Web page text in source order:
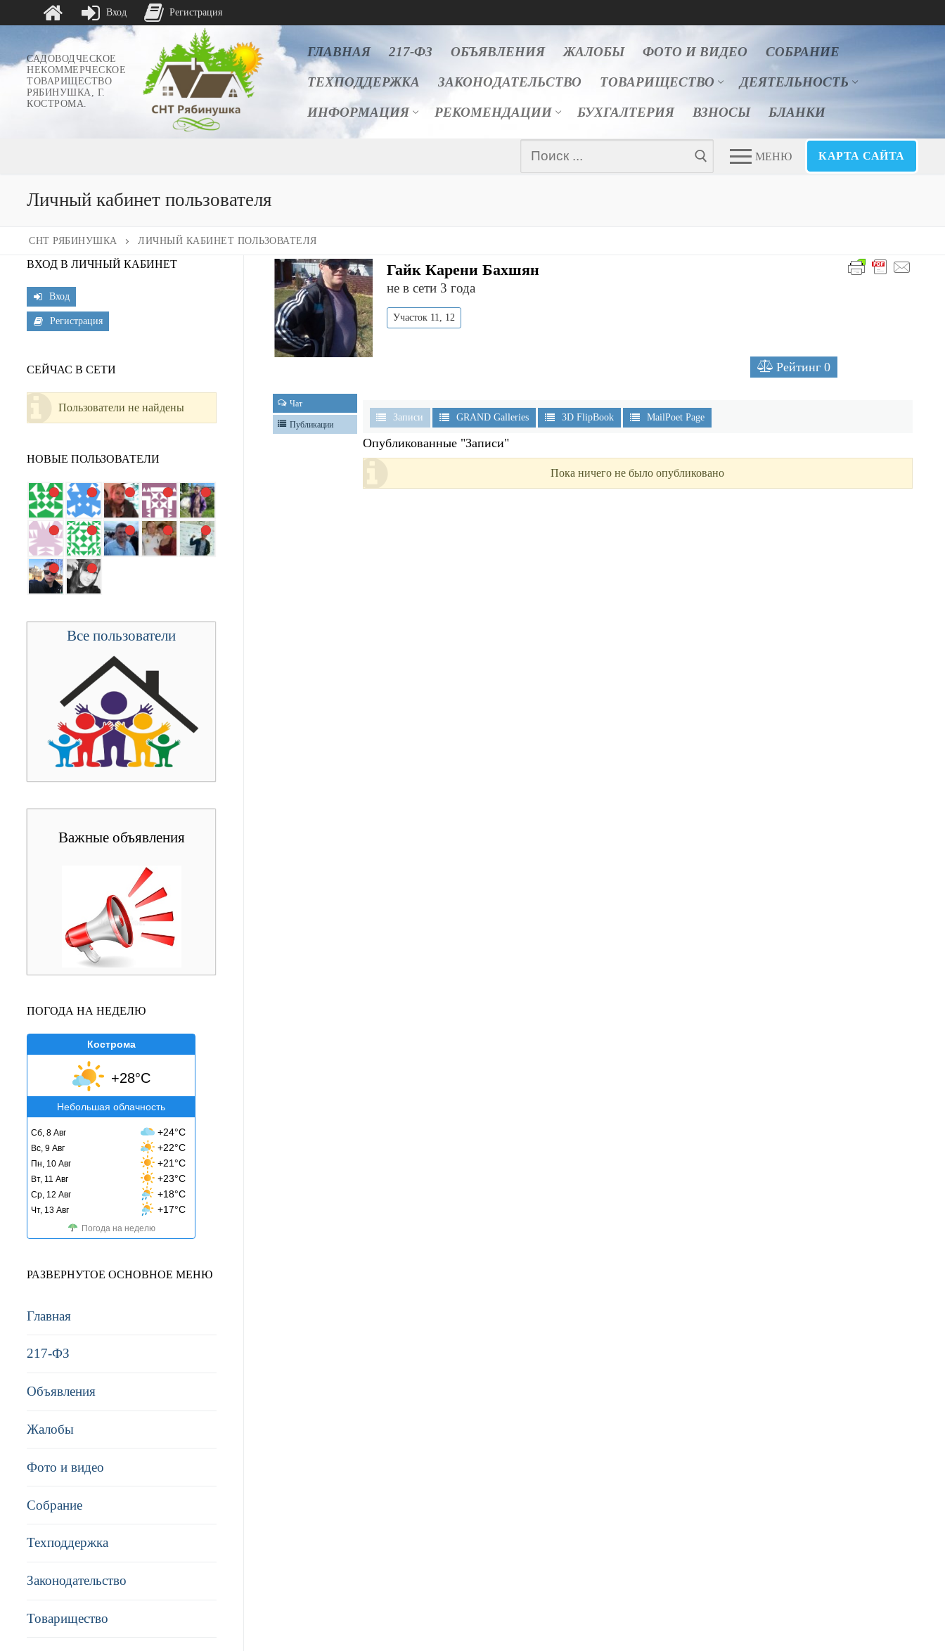
содержимому
САДОВОДЧЕСКОЕ
НЕКОММЕРЧЕСКОЕ
ТОВАРИЩЕСТВО
РЯБИНУШКА, Г.
КОСТРОМА.
ГЛАВНАЯ 217-ФЗ ОБЪЯВЛЕНИЯ ЖАЛОБЫ ФОТО И ВИДЕО СОБРАНИЕ
ТЕХПОДДЕРЖКА ЗАКОНОДАТЕЛЬСТВО ТОВАРИЩЕСТВО ДЕЯТЕЛЬНОСТЬ
ИНФОРМАЦИЯ РЕКОМЕНДАЦИИ БУХГАЛТЕРИЯ ВЗНОСЫ БЛАНКИ
Найти: МЕНЮ КАРТА САЙТА
Личный кабинет пользователя
СНТ РЯБИНУШКА ЛИЧНЫЙ КАБИНЕТ ПОЛЬЗОВАТЕЛЯ
Гайк Карени Бахшян
не в сети 3 года
Участок 11, 12
Рейтинг 0
Чат
Публикации
Записи GRAND Galleries 3D FlipBook MailPoet Page
Опубликованные "Записи"
Пока ничего не было опубликовано
ВХОД В ЛИЧНЫЙ КАБИНЕТ
Вход
Регистрация
СЕЙЧАС В СЕТИ
Пользователи не найдены
НОВЫЕ ПОЛЬЗОВАТЕЛИ
Все пользователи
Важные объявления
ПОГОДА НА НЕДЕЛЮ
Кострома
+28°C
Небольшая облачность
Сб, 8 Авг +24°C
Вс, 9 Авг +22°C
Пн, 10 Авг +21°C
Вт, 11 Авг +23°C
Ср, 12 Авг +18°C
Чт, 13 Авг +17°C
Погода на неделю
РАЗВЕРНУТОЕ ОСНОВНОЕ МЕНЮ
Главная
217-ФЗ
Объявления
Жалобы
Фото и видео
Собрание
Техподдержка
Законодательство
Товарищество
Вход Регистрация